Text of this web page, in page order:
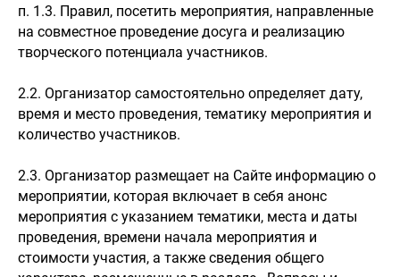
п. 1.3. Правил, посетить мероприятия, направленные
на совместное проведение досуга и реализацию
творческого потенциала участников.
2.2. Организатор самостоятельно определяет дату,
время и место проведения, тематику мероприятия и
количество участников.
2.3. Организатор размещает на Сайте информацию о
мероприятии, которая включает в себя анонс
мероприятия с указанием тематики, места и даты
проведения, времени начала мероприятия и
стоимости участия, а также сведения общего